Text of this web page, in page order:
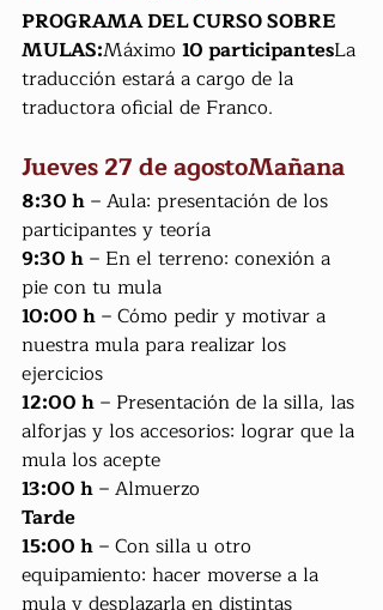
PROGRAMA DEL CURSO SOBRE
MULAS:Máximo 10 participantesLa
traducción estará a cargo de la
traductora oficial de Franco.
Jueves 27 de agostoMañana
8:30 h – Aula: presentación de los
participantes y teoría
9:30 h – En el terreno: conexión a
pie con tu mula
10:00 h – Cómo pedir y motivar a
nuestra mula para realizar los
ejercicios
12:00 h – Presentación de la silla, las
alforjas y los accesorios: lograr que la
mula los acepte
13:00 h – Almuerzo
Tarde
15:00 h – Con silla u otro
equipamiento: hacer moverse a la